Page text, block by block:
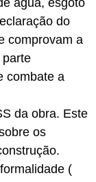
água, esgoto
do
comprovam a
combate a
da obra. Este
os
(